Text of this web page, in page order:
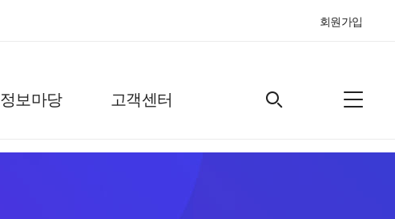
회원가입
정보마당 고객센터